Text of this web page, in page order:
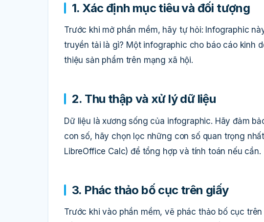
1. Xác định mục tiêu và đối tượng
Trước khi mở phần mềm, hãy tự hỏi: Infographic
truyền tải là gì? Một infographic cho báo cáo kinh
thiệu sản phẩm trên mạng xã hội.
2. Thu thập và xử lý dữ liệu
Dữ liệu là xương sống của infographic. Hãy đảm
con số, hãy chọn lọc những con số quan trọng
LibreOffice Calc) để tổng hợp và tính toán nếu cần.
3. Phác thảo bố cục trên giấy
Trước khi vào phần mềm, vẽ phác thảo bố cục